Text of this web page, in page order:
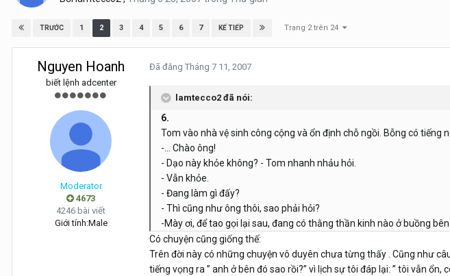
TRƯỚC 1 2 3 4 5 6 7 KẾ TIẾP Trang 2 trên 24
Nguyen Hoanh
biết lệnh adcenter
Moderator
4673
4246 bài viết
Giới tính:Male
Đã đăng Tháng 7 11, 2007
lamtecco2 đã nói:
6.
Tom vào nhà vệ sinh công cộng và ổn định chỗ ngồi. Bỗng có tiếng
-... Chào ông!
- Dạo này khỏe không? - Tom nhanh nhảu hỏi.
- Vẫn khỏe.
- Đang làm gì đấy?
- Thì cũng như ông thôi, sao phải hỏi?
-Mày ơi, để tao gọi lại sau, đang có thằng thần kinh nào ở buồng
Có chuyện cũng giống thế:
Trên đời này có những chuyện vô duyên chưa từng thấy . Cũng như
tiếng vọng ra ” anh ở bên đó sao rồi?” vì lịch sự tôi đáp lại: ” tôi vẫn